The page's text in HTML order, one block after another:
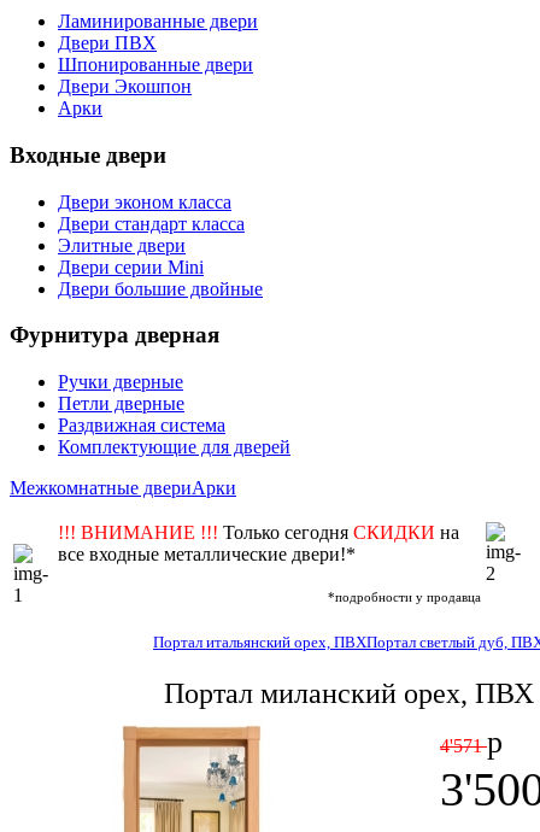
Ламинированные двери
Двери ПВХ
Шпонированные двери
Двери Экошпон
Арки
Входные двери
Двери эконом класса
Двери стандарт класса
Элитные двери
Двери серии Mini
Двери большие двойные
Фурнитура дверная
Ручки дверные
Петли дверные
Раздвижная система
Комплектующие для дверей
Межкомнатные двериАрки
!!! ВНИМАНИЕ !!! Только сегодня СКИДКИ на
все входные металлические двери!*
*подробности у продавца
Портал итальянский орех, ПВХПортал светлый дуб,
Портал миланский орех, ПВХ
4'571р